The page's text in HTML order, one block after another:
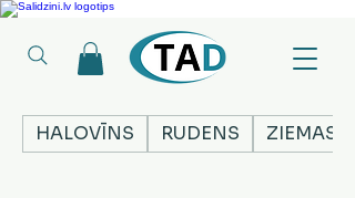
Ledusskapji, Sadzīves tehnika, Smaržas,
HALOVĪNS RUDENS